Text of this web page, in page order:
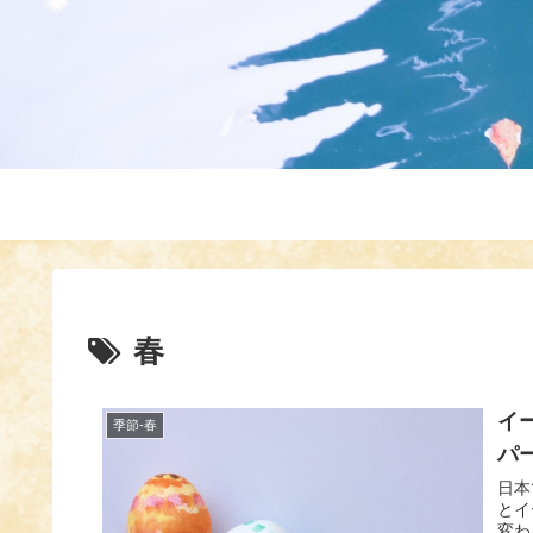
春
季節-春
イ
パ
日
と